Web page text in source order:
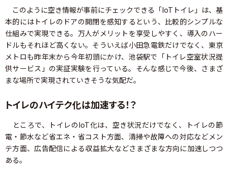
このように空き情報が事前にチェックできる「IoTトイレ」は、基
本的にはトイレのドアの開閉を感知するという、比較的シンプルな
仕組みで実現できる。万人がメリットを享受しやすく、導入のハー
ドルもそれほど高くない。そういえば小田急電鉄だけでなく、東京
メトロも昨年末から今年初頭にかけ、池袋駅で「トイレ空室状況提
供サービス」の実証実験を行っている。そんな感じで今後、さまざ
まな場所で実現されていきそうな気配だ。
トイレのハイテク化は加速する！？
ところで、トイレのIoT化は、空き状況だけでなく、トイレの節
電・節水など省エネ・省コスト方面、清掃や故障への対応などメン
テ方面、広告配信による収益拡大などさまざまな方向に加速しつつ
ある。